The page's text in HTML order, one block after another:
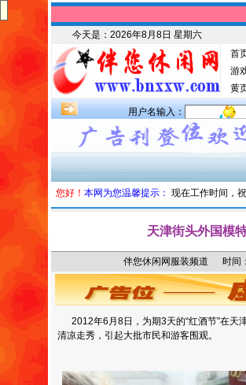
今天是： 2026年8月8日 星期六
首
游
黄
用户名输入：
您好！ 本网为您温馨提示： 现在工作时间，
天津街头外国模
伴您休闲网服装频道 时
2012年6月8日，为期3天的“红酒节”在天
清凉走秀，引起大批市民和游客围观。